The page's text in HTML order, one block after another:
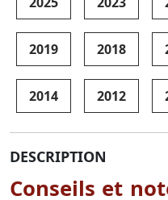
2019 2018
2014 2012
DESCRIPTION
Conseils et